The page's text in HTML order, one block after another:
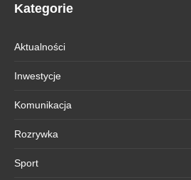
Kategorie
Aktualności
Inwestycje
Komunikacja
Rozrywka
Sport